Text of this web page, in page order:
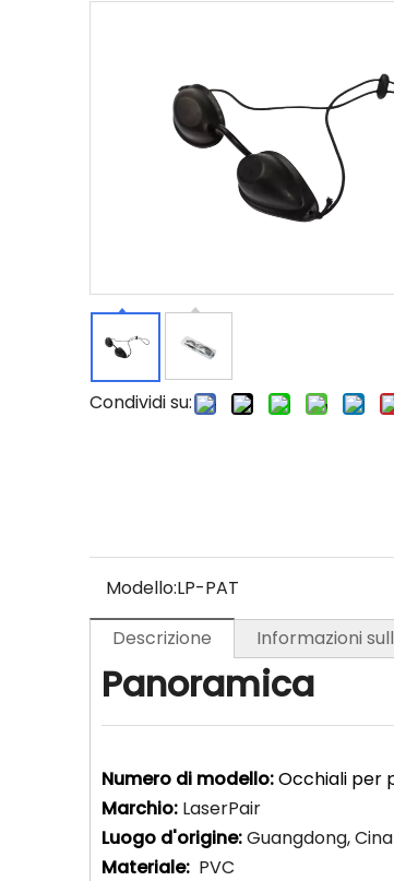
Condividi su:
Modello:LP-PAT
Descrizione
Informazioni
Panoramica
Numero di modello:Occhiali per
Marchio: LaserPair
Luogo d'origine:Guangdong, Cina
Materiale: PVC